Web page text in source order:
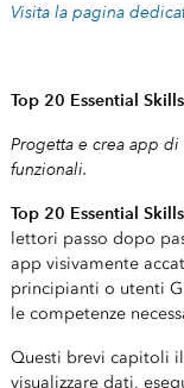
Visita la pagina
Top 20 Essential
Progetta e crea app
funzionali.
Top 20 Essential
lettori passo dopo
app visivamente
principianti o utenti
le competenze
Questi brevi capitoli
visualizzare dati,